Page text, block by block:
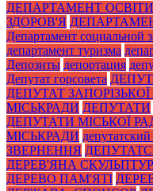
ДЕПАРТАМЕНТ ОСВІТИ
ЗДОРОВ'Я
Департамент социальной
департамент туризма
Депозиты депортация
Депутат горсовета
ДЕПУТАТ
МІСЬКРАДИ ДЕПУТАТИ
ДЕПУТАТИ МІСЬКОЇ
МІСЬКРАДИ
ЗВЕРНЕННЯ
ДЕРЕВ'ЯНА
ДЕРЕВО ПАМ'ЯТІ